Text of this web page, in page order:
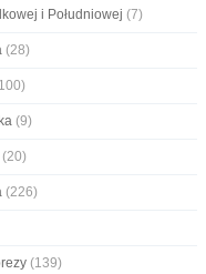
i Południowej (7)
(28)
(9)
(20)
(226)
(139)